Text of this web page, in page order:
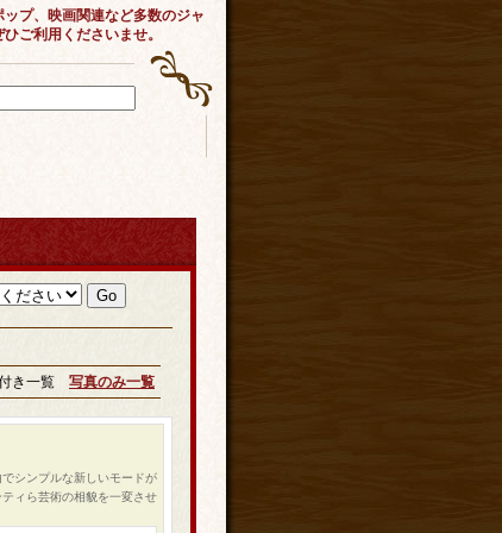
プ、映画関連など多数のジャ
ご利用くださいませ。
き一覧 写真のみ一覧
シンプルな新しいモードが
ィら芸術の相貌を一変させ